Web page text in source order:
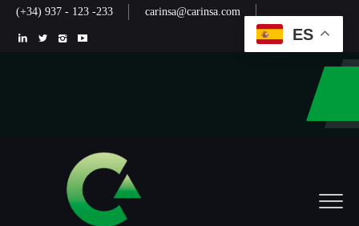
(+34) 937 - 123 -233 carinsa@carinsa.com
ES